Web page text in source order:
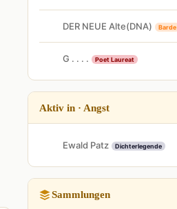
DER NEUE Alte(DNA) Barde
G . . . . Poet Laureat
Aktiv in · Angst
Ewald Patz Dichterlegende
Sammlungen